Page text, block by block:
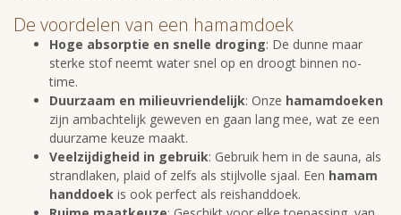
De voordelen van een hamamdoek
Hoge absorptie en snelle droging: De dunne maar
sterke stof neemt water snel op en droogt binnen no-
time.
Duurzaam en milieuvriendelijk: Onze hamamdoeken
zijn ambachtelijk geweven en gaan lang mee, wat ze een
duurzame keuze maakt.
Veelzijdigheid in gebruik: Gebruik hem in de sauna, als
strandlaken, plaid of zelfs als stijlvolle sjaal. Een hamam
handdoek is ook perfect als reishanddoek.